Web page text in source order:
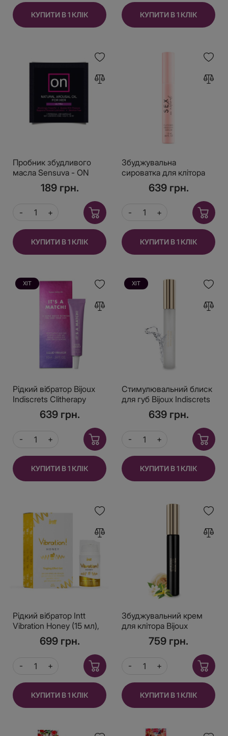
КУПИТИ В 1 КЛІК КУПИТИ В 1 КЛІК
Пробник збудливого
масла Sensuva - ON
Arousal Oil for Her Ultra
189 грн.
КУПИТИ В 1 КЛІК
Збуджувальна
сироватка для клітора
Bijoux Indiscrets Sex au
Naturel — Clitorale
639 грн.
КУПИТИ В 1 КЛІК
ХІТ
Рідкий вібратор Bijoux
Indiscrets Clitherapy
Liquid Vibrator – IT'S A
MATCH639 грн.
КУПИТИ В 1 КЛІК
ХІТ
Стимулювальний блиск
для губ Bijoux Indiscrets
Tingling Lip Gloss Oral
Pleasure –639 грн.
КУПИТИ В 1 КЛІК
Рідкий вібратор Intt
Vibration Honey (15 мл),
густий гель, дуже
смачний, діє до 30
699 грн.
КУПИТИ В 1 КЛІК
Збуджувальний крем
для клітора Bijoux
Indiscrets Aphrodisia
Clitoral Arousal Balm
759 грн.
КУПИТИ В 1 КЛІК